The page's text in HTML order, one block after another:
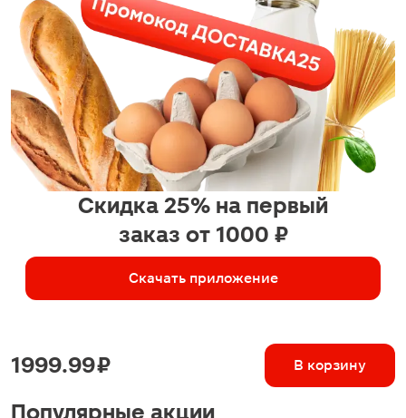
Скидка 25% на первый
заказ от 1000 ₽
Скачать приложение
1999.99 ₽ В корзину
Популярные акции